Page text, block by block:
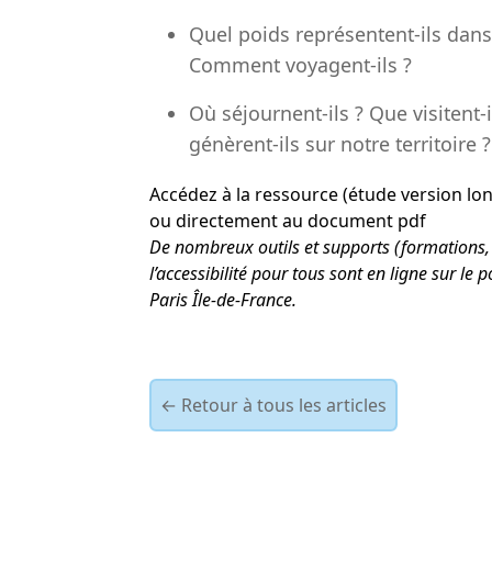
Quel poids représentent-ils
Comment voyagent-ils ?
Où séjournent-ils ? Que
génèrent-ils sur notre territoire ?
Accédez à la ressource (étude version
ou directement au document pdf
De nombreux outils et supports
l’accessibilité pour tous sont en ligne sur le
Paris Île-de-France.
← Retour à tous les articles